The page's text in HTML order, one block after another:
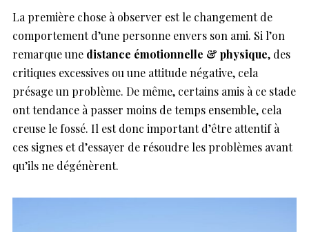
La première chose à observer est le changement de
comportement d’une personne envers son ami. Si l’on
remarque une distance émotionnelle & physique, des
critiques excessives ou une attitude négative, cela
présage un problème. De même, certains amis à ce stade
ont tendance à passer moins de temps ensemble, cela
creuse le fossé. Il est donc important d’être attentif à
ces signes et d’essayer de résoudre les problèmes avant
qu’ils ne dégénèrent.